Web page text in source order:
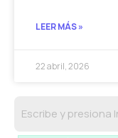
LEER MÁS »
22 abril, 2026